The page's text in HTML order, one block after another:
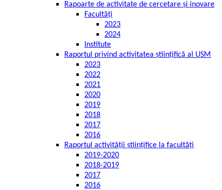
Rapoarte de activitate de cercetare și inovare
Facultăți
2023
2024
Institute
Raportul privind activitatea științifică al USM
2023
2022
2021
2020
2019
2018
2017
2016
Raportul activității științifice la facultăți
2019-2020
2018-2019
2017
2016